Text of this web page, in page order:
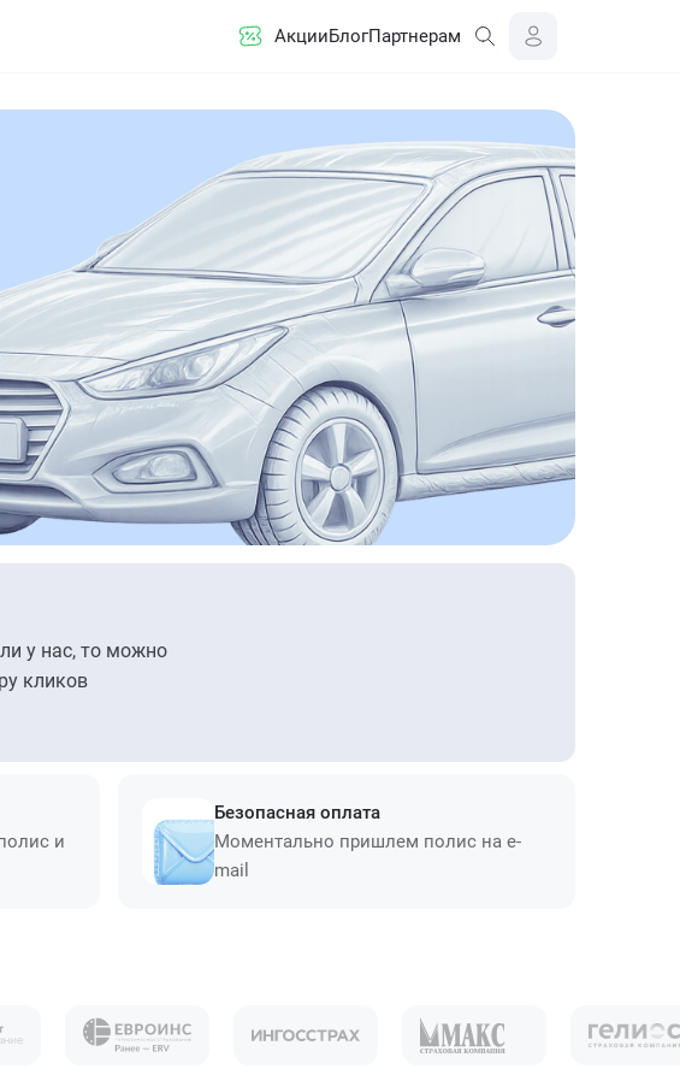
АкцииБлогПартнерам
у нас, то можно
кликов
и
Безопасная оплата
Моментально пришлем полис на e-
mail